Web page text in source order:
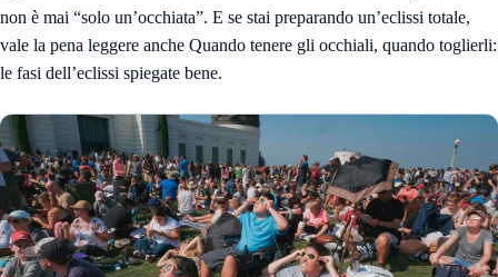
non è mai “solo un’occhiata”. E se stai preparando un’eclissi totale,
vale la pena leggere anche Quando tenere gli occhiali, quando toglierli:
le fasi dell’eclissi spiegate bene.